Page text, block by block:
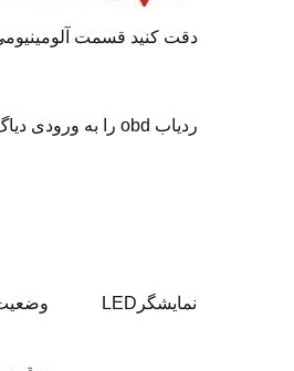
دقت کنید قسمت
ردیاب obd را به ورودی دیاگ خودرو مطابق تصویر جا بزنید:
نمایشگرLED